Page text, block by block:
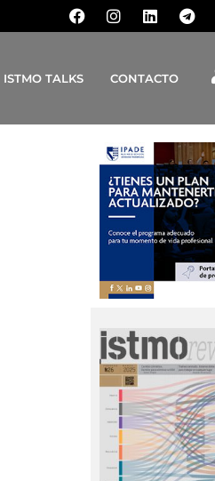
ISTMO TALKS CONTACTO